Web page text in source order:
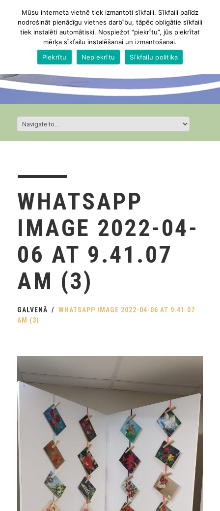
WHATSAPP
IMAGE 2022-04-
06 AT 9.41.07
AM (3)
GALVENĀ
WHATSAPP IMAGE 2022-04-06 AT 9.41.07
AM (3)
Mūsu interneta vietnē tiek izmantoti sīkfaili. Sīkfaili palīdz
nodrošināt pienācīgu vietnes darbību, tāpēc obligātie sīkfaili
tiek instalēti automātiski. Nospiežot “piekrītu”, jūs piekrītat
mērķa sīkfailu instalēšanai un izmantošanai.
Piekrītu
Nepiekrītu Sīkfailu politika